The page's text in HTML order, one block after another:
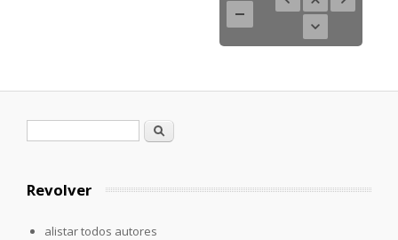
Formulario de búsqueda
Buscar
Revolver
alistar todos autores